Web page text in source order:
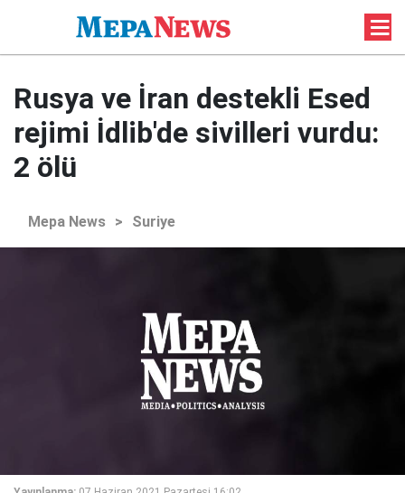
Rusya ve İran destekli Esed
rejimi İdlib'de sivilleri vurdu:
2 ölü
Mepa News > Suriye